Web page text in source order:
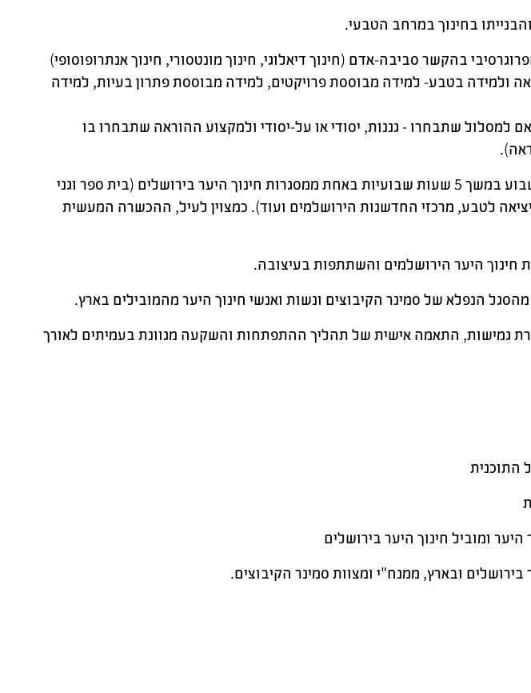
בחינוך במרחב הטבעי.
בהקשר סביבה-אדם (חינוך דיאלוגי, חינוך מונטסורי, חינוך אנתרופוסופי)
ולמידה בטבע- למידה מבוססת פרויקטים, למידה מבוססת פתרון בעיות, למידה
למסלול שתבחרו - גננות, יסודי או על-יסודי ולמקצוע ההוראה שתבחרו בו
הכשרה מעשית בהתאמה אישית אחת לשבוע במשך 5 שעות שבועיות באחת ממסגרות חינוך היער בירושלים (בית ספר וגני
לטבע, מרכזי החדשנות הירושלמים ועוד). כמצוין לעיל, ההכשרה המעשית
חינוך היער הירושלמים והשתתפות בעיצובה.
הנפלא של סמינר הקיבוצים ונשות ואנשי חינוך היער מהמובילים בארץ.
גמישות, התאמה אישית של תהליך ההתפתחות והשקעה מגוונת בעמיתים לאורך
התוכנית
ומוביל חינוך היער בירושלים
ובארץ, ממנח"י ומצוות סמינר הקיבוצים.